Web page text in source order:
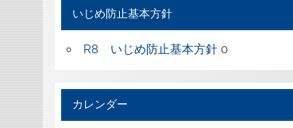
いじめ防止基本方針
R8 いじめ防止基本方針 0
カレンダー